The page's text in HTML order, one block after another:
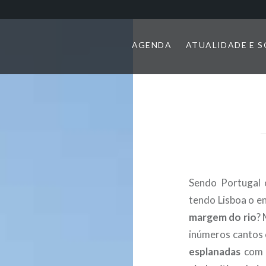
AGENDA ATUALIDADE E
Sendo
tendo Lisboa o
margem do rio?
inúmeros cantos
esplanadas